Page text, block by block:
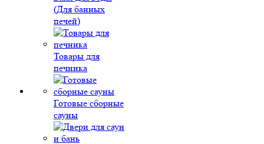
(Для банных
печей)
Товары для
печника
Готовые сборные
сауны